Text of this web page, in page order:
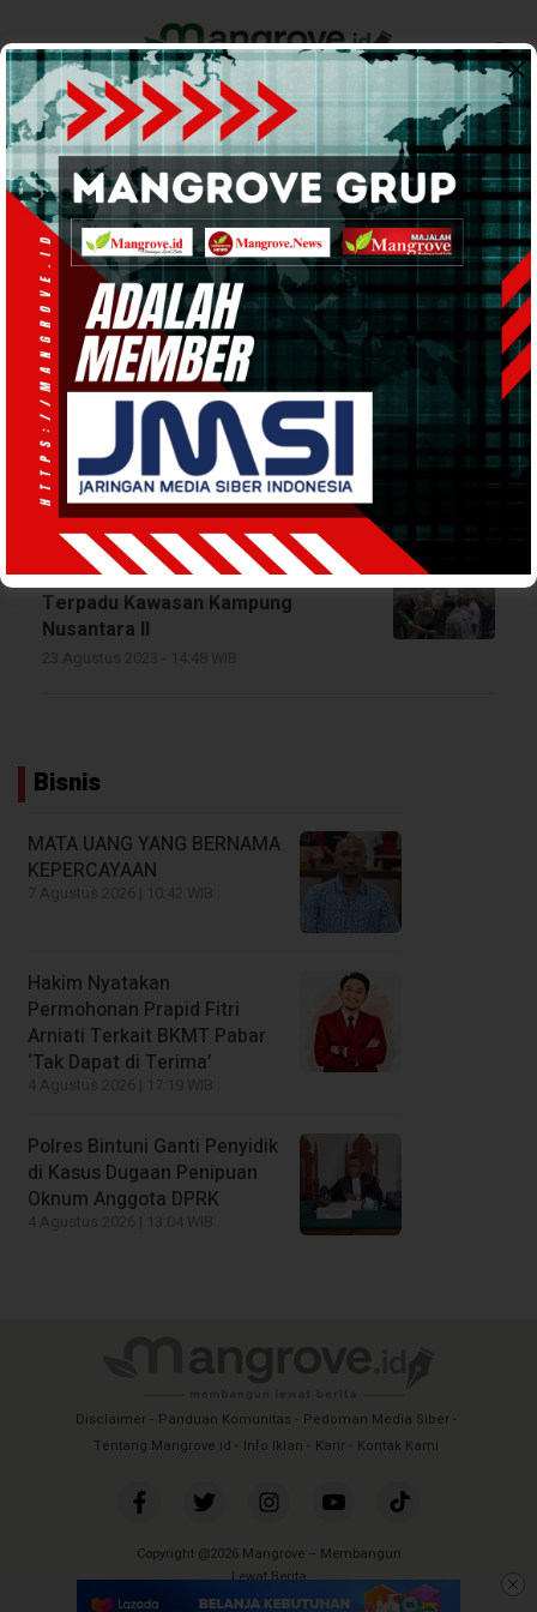
Home Pemerintahan Ekonomi & Bisnis Info Tanah Papua
Support by
Rehabilitasi Hutan
Mangrove
Polres Teluk Bintuni Tanam
Ribuan Bibit Mangrove Depan
Terpadu Kawasan Kampung
Nusantara ll
Bisnis
MATA UANG YANG BERNAMA
KEPERCAYAAN
Hakim Nyatakan
Permohonan Prapid Fitri
Arniati Terkait BKMT Pabar
‘Tak Dapat di Terima’
Polres Bintuni Ganti Penyidik
di Kasus Dugaan Penipuan
Oknum Anggota DPRK
Disclaimer Panduan Komunitas
Pedoman Media Siber
Tentang Mangrove.id
Info Iklan Karir Kontak Kami
Copyright @2026 Mangrove – Membangun
Lewat Berita
All Rights Reserved